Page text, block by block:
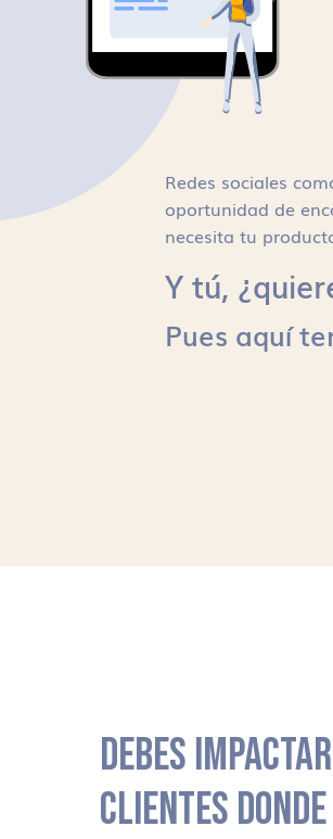
Redes sociales
oportunidad de
necesita tu
Y tú,
Pues aquí
DEBES
CLIENTES